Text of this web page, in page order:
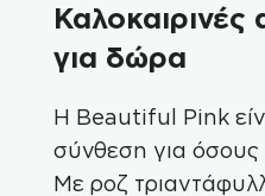
Καλοκαιρινές
για δώρα
Η Beautiful Pink
σύνθεση για όσους
Με ροζ